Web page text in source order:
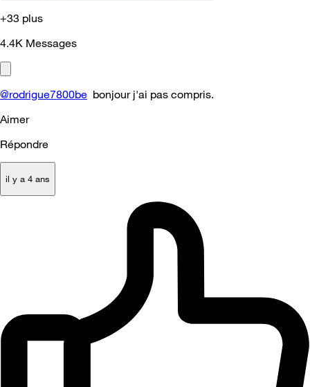
+33 plus
4.4K Messages
@rodrigue7800be bonjour j'ai pas compris.
Aimer
Répondre
il y a 4 ans